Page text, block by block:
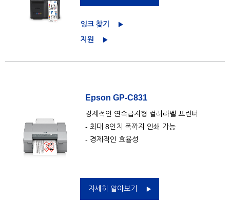
잉크 찾기
지원
Epson GP-C831
경제적인 연속급지형 컬러라벨 프린터
- 최대 8인치 폭까지 인쇄 가능
- 경제적인 효율성
자세히 알아보기